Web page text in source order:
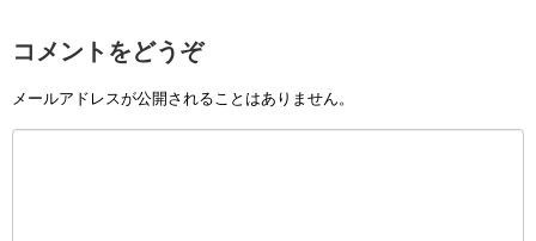
コメントをどうぞ
メールアドレスが公開されることはありません。